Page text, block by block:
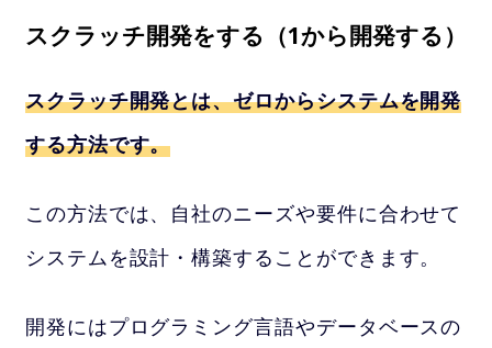
スクラッチ開発をする（1から開発する）
スクラッチ開発とは、ゼロからシステムを開発
する方法です。
この方法では、自社のニーズや要件に合わせて
システムを設計・構築することができます。
開発にはプログラミング言語やデータベースの